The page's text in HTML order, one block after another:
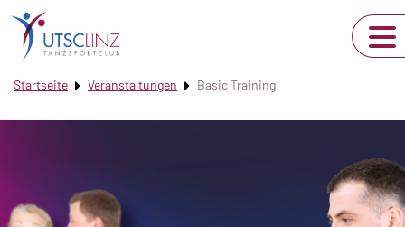
Startseite Veranstaltungen Basic Training